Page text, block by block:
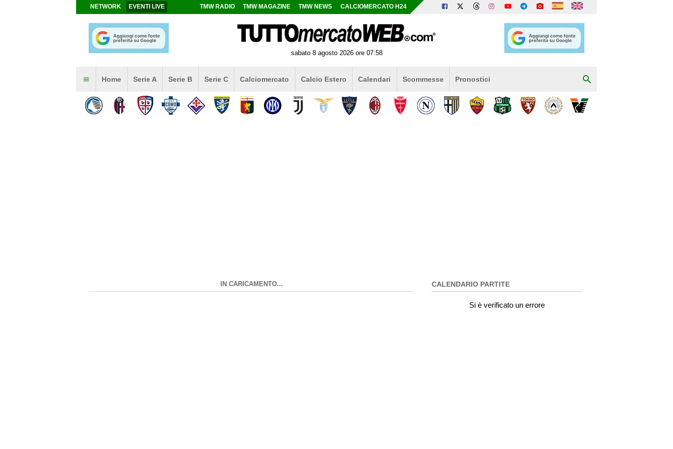
NETWORK EVENTI LIVE TMW RADIO TMW MAGAZINE TMW NEWS CALCIOMERCATO H24
sabato 8 agosto 2026 ore 07:58
Home Serie A Serie B Serie C Calciomercato Calcio Estero Calendari Scommesse Pronostici
IN CARICAMENTO... CALENDARIO PARTITE
Si è verificato un errore